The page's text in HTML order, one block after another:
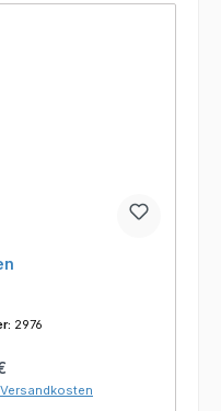
2976
Preis: